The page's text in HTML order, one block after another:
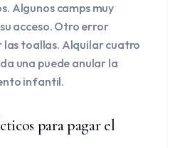
Algunos camps muy
acceso. Otro error
las toallas. Alquilar cuatro
una puede anular la
infantil.
para pagar el